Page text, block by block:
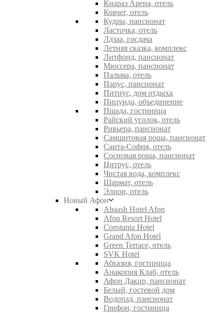
Киараз Арена, отель
Ковчег, отель
Кудры, пансионат
Ласточка, отель
Лдзаа, госдача
Летняя сказка, комплекс
Литфонд, пансионат
Мюссера, пансионат
Пальма, отель
Парус, пансионат
Питиус, дом отдыха
Пицунда, объединение
Пшада, гостиница
Райский уголок, отель
Ривьера, пансионат
Самшитовая роща, пансионат
Санта-София, отель
Сосновая роща, пансионат
Цитрус, отель
Чистая вода, комплекс
Шармат, отель
Элион, отель
Новый Афон
Abaash Hotel Afon
Afon Resort Hotel
Constanta Hotel
Grand Afon Hotel
Green Terrace, отель
SVK Hotel
Абхазия, гостиница
Анакопия Клаб, отель
Афон Дакир, пансионат
Белый, гостевой дом
Водопад, пансионат
Грифон, гостиница